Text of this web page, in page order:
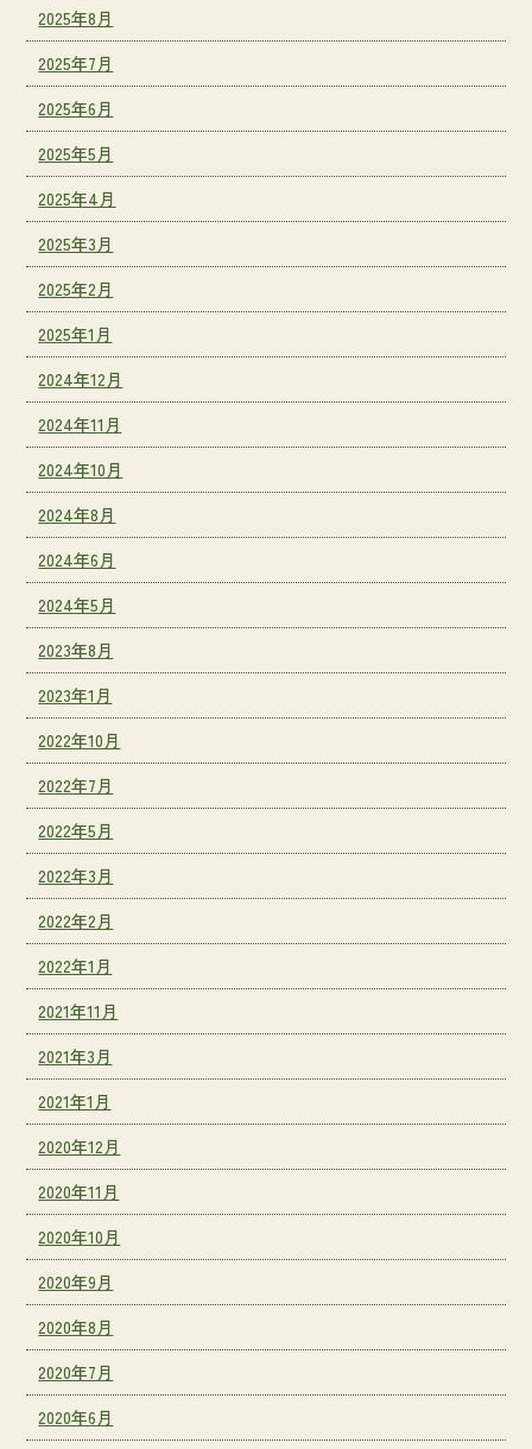
2025年8月
2025年7月
2025年6月
2025年5月
2025年4月
2025年3月
2025年2月
2025年1月
2024年12月
2024年11月
2024年10月
2024年8月
2024年6月
2024年5月
2023年8月
2023年1月
2022年10月
2022年7月
2022年5月
2022年3月
2022年2月
2022年1月
2021年11月
2021年3月
2021年1月
2020年12月
2020年11月
2020年10月
2020年9月
2020年8月
2020年7月
2020年6月